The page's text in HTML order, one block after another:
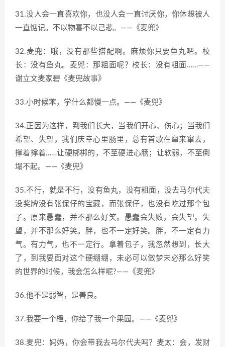
31.没人会一直喜欢你，也没人会一直讨厌你，你休想被人
一直惦记。不以物喜不以己悲。——《麦兜》
32.麦兜：哦，没有那些搭配啊。麻烦你只要鱼丸吧。校
长：没有鱼丸。麦兜：那粗面呢？校长：没有粗面……——
谢立文麦家碧《麦兜故事》
33.小时候苯，学什么都慢一点。——《麦兜》
34.正因为这样，到我们长大，当我们开心、伤心；当我们
希望、失望，我们庆幸心里肠里，总有首歌在窜来窜去，
撑着撑着……让硬梆梆的，不至硬进心肠；让软弱，不至倒
塌不起。——《麦兜》
35.不行，就是不行，没有鱼丸，没有粗面，没去马尔代夫
没奖牌没有张保仔的宝藏，而张保仔，也没有吃过那个包
子。原来愚蠢，并不那么好笑。愚蠢会失败，会失望。失
望，并不那么好笑。胖，也不一定好笑。胖，不一定有力
气。有力气，也不一定行。拿着包子，我忽然想到，长大
了，到我要面对这个硬绷绷，未必可以做梦未必那么好笑
的世界的时候，我会怎么样呢?——《麦兜》
36.他不是弱智，是善良。
37.我要一个橙，你给了我一个果园。——《麦兜》
38.麦兜：妈妈，你会带我去马尔代夫吗？麦太：会，发财